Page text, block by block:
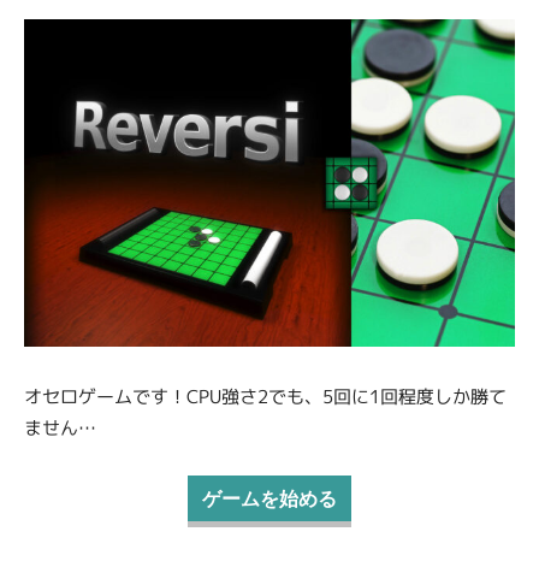
オセロゲームです！CPU強さ2でも、5回に1回程度しか勝て
ません…
ゲームを始める